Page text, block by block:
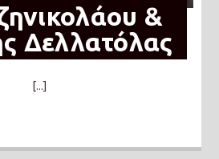
&
Δελλατόλας
[...]